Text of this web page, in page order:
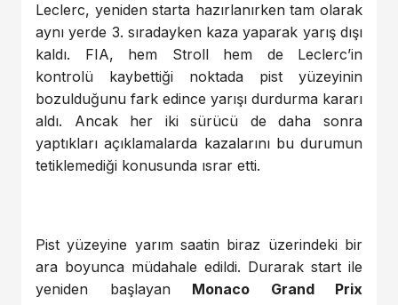
Leclerc, yeniden starta hazırlanırken tam olarak
aynı yerde 3. sıradayken kaza yaparak yarış dışı
kaldı. FIA, hem Stroll hem de Leclerc’in
kontrolü kaybettiği noktada pist yüzeyinin
bozulduğunu fark edince yarışı durdurma kararı
aldı. Ancak her iki sürücü de daha sonra
yaptıkları açıklamalarda kazalarını bu durumun
tetiklemediği konusunda ısrar etti.
Pist yüzeyine yarım saatin biraz üzerindeki bir
ara boyunca müdahale edildi. Durarak start ile
yeniden başlayan Monaco Grand Prix